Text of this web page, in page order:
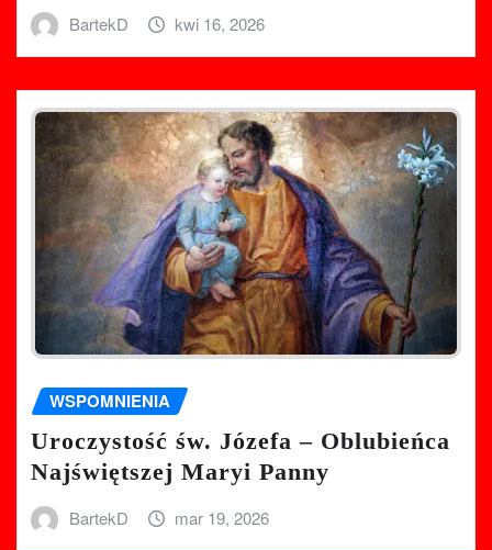
BartekD kwi 16, 2026
WSPOMNIENIA
Uroczystość św. Józefa – Oblubieńca
Najświętszej Maryi Panny
BartekD mar 19, 2026